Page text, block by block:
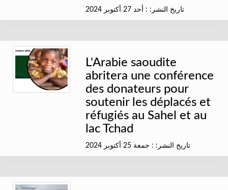
تاريخ النشر: : أحد 27 أكتوبر 2024
L'Arabie saoudite
abritera une conférence
des donateurs pour
soutenir les déplacés et
réfugiés au Sahel et au
lac Tchad
تاريخ النشر: : جمعة 25 أكتوبر 2024